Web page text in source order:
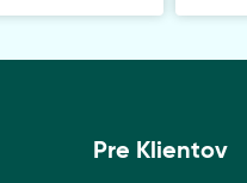
Pre Klientov